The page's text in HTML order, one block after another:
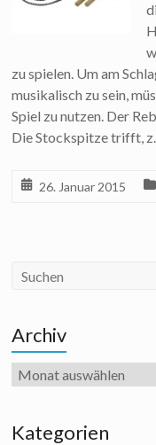
zu spielen. Um am
musikalisch zu sein,
Spiel zu nutzen. Der
Die Stockspitze trifft, z.
26. Januar 2015
Archiv
Archiv
Kategorien